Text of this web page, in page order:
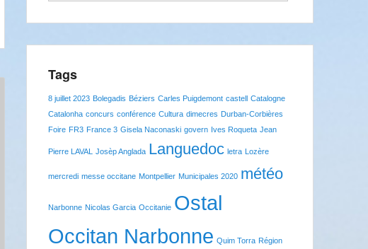
Tags
8 juillet 2023 Bolegadis Béziers Carles Puigdemont castell Catalogne
Catalonha concurs conférence Cultura dimecres Durban-Corbières
Foire FR3 France 3 Gisela Naconaski govern Ives Roqueta Jean
Pierre LAVAL Josèp Anglada Languedoc letra Lozère
mercredi messe occitane Montpellier Municipales 2020 météo
Narbonne Nicolas Garcia Occitanie Ostal
Occitan Narbonne Quim Torra Région